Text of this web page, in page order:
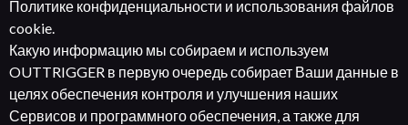
Политике конфиденциальности и использования файлов
cookie.
Какую информацию мы собираем и используем
OUTTRIGGER в первую очередь собирает Ваши данные в
целях обеспечения контроля и улучшения наших
Сервисов и программного обеспечения, а также для